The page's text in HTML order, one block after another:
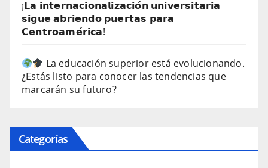
¡𝗟𝗮 𝗶𝗻𝘁𝗲𝗿𝗻𝗮𝗰𝗶𝗼𝗻𝗮𝗹𝗶𝘇𝗮𝗰𝗶𝗼́𝗻 𝘂𝗻𝗶𝘃𝗲𝗿𝘀𝗶𝘁𝗮𝗿𝗶𝗮
𝘀𝗶𝗴𝘂𝗲 𝗮𝗯𝗿𝗶𝗲𝗻𝗱𝗼 𝗽𝘂𝗲𝗿𝘁𝗮𝘀 𝗽𝗮𝗿𝗮
𝗖𝗲𝗻𝘁𝗿𝗼𝗮𝗺𝗲́𝗿𝗶𝗰𝗮!
La educación superior está evolucionando.
¿Estás listo para conocer las tendencias que
marcarán su futuro?
Categorías